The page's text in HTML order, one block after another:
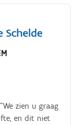
bestaan
volgens de
en
en
familie
registreert
op in functie
Schelde
zien u graag
en dit niet